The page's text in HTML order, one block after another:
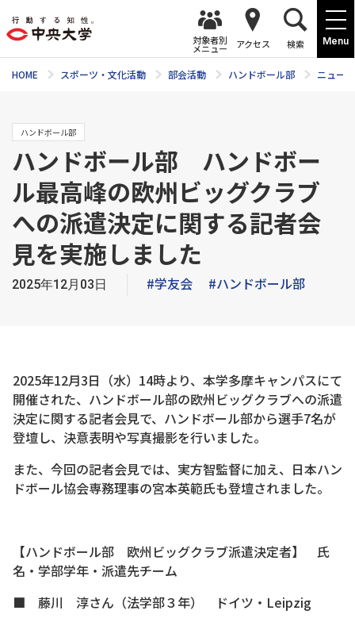
Menu
対象者別
メニュー アクセス 検索
HOME スポーツ・文化活動 部会活動 ハンドボール部 ニュース
ハンドボール部
ハンドボール部 ハンドボー
ル最高峰の欧州ビッグクラブ
への派遣決定に関する記者会
見を実施しました
2025年12月03日 #学友会 #ハンドボール部
2025年12月3日（水）14時より、本学多摩キャンパスにて
開催された、ハンドボール部の欧州ビッグクラブへの派遣
決定に関する記者会見で、ハンドボール部から選手7名が
登壇し、決意表明や写真撮影を行いました。
また、今回の記者会見では、実方智監督に加え、日本ハン
ドボール協会専務理事の宮本英範氏も登壇されました。
【ハンドボール部 欧州ビッグクラブ派遣決定者】 氏
名・学部学年・派遣先チーム
■ 藤川 淳さん（法学部３年） ドイツ・Leipzig